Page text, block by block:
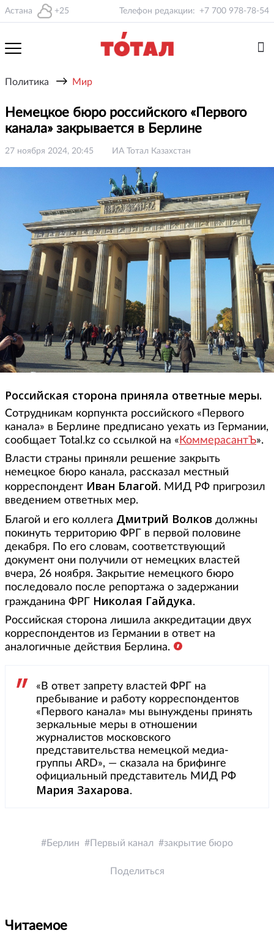
Астана +25 Телефон редакции: +7 700 978-78-54
Политика → Мир
Немецкое бюро российского «Первого
канала» закрывается в Берлине
27 ноября 2024, 20:45 ИА Тотал Казахстан
Российская сторона приняла ответные меры.
Сотрудникам корпункта российского «Первого
канала» в Берлине предписано уехать из Германии,
сообщает Total.kz со ссылкой на « КоммерасантЪ».
Власти страны приняли решение закрыть
немецкое бюро канала, рассказал местный
корреспондент Иван Благой. МИД РФ пригрозил
введением ответных мер.
Благой и его коллега Дмитрий Волков должны
покинуть территорию ФРГ в первой половине
декабря. По его словам, соответствующий
документ они получили от немецких властей
вчера, 26 ноября. Закрытие немецкого бюро
последовало после репортажа о задержании
гражданина ФРГ Николая Гайдука.
Российская сторона лишила аккредитации двух
корреспондентов из Германии в ответ на
аналогичные действия Берлина.
«В ответ запрету властей ФРГ на
пребывание и работу корреспондентов
«Первого канала» мы вынуждены принять
зеркальные меры в отношении
журналистов московского
представительства немецкой медиа-
группы ARD», — сказала на брифинге
официальный представитель МИД РФ
Мария Захарова.
Берлин Первый канал закрытие бюро
Поделиться
Читаемое